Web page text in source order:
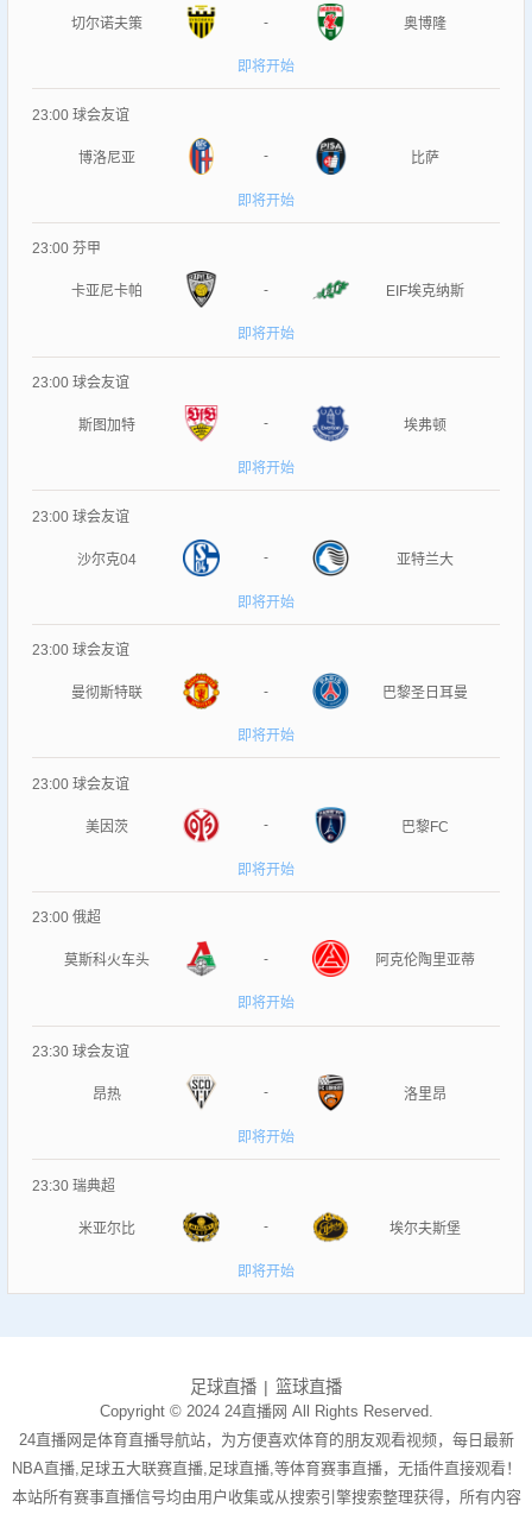
切尔诺夫策 - 奥博隆
即将开始
23:00 球会友谊
博洛尼亚 - 比萨
即将开始
23:00 芬甲
卡亚尼卡帕 - EIF埃克纳斯
即将开始
23:00 球会友谊
斯图加特 - 埃弗顿
即将开始
23:00 球会友谊
沙尔克04 - 亚特兰大
即将开始
23:00 球会友谊
曼彻斯特联 - 巴黎圣日耳曼
即将开始
23:00 球会友谊
美因茨 - 巴黎FC
即将开始
23:00 俄超
莫斯科火车头 - 阿克伦陶里亚蒂
即将开始
23:30 球会友谊
昂热 - 洛里昂
即将开始
23:30 瑞典超
米亚尔比 - 埃尔夫斯堡
即将开始
足球直播 篮球直播
Copyright © 2024 24直播网 All Rights Reserved.
24直播网是体育直播导航站，为方便喜欢体育的朋友观看视频，每日最新
NBA直播,足球五大联赛直播,足球直播,等体育赛事直播，无插件直接观看！
本站所有赛事直播信号均由用户收集或从搜索引擎搜索整理获得，所有内容